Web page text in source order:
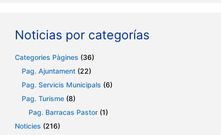
Noticias por categorías
Categories Pàgines (36)
Pag. Ajuntament (22)
Pag. Servicis Municipals (6)
Pag. Turisme (8)
Pag. Barracas Pastor (1)
Noticies (216)